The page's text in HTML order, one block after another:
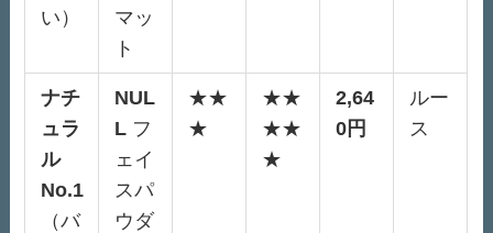
い）
マッ
ト
ナチ
ュラ
ル
No.1
（バ
NUL
Lフ
ェイ
スパ
ウダ
★★
★
★★
★★
★
2,64
0円
ルー
ス